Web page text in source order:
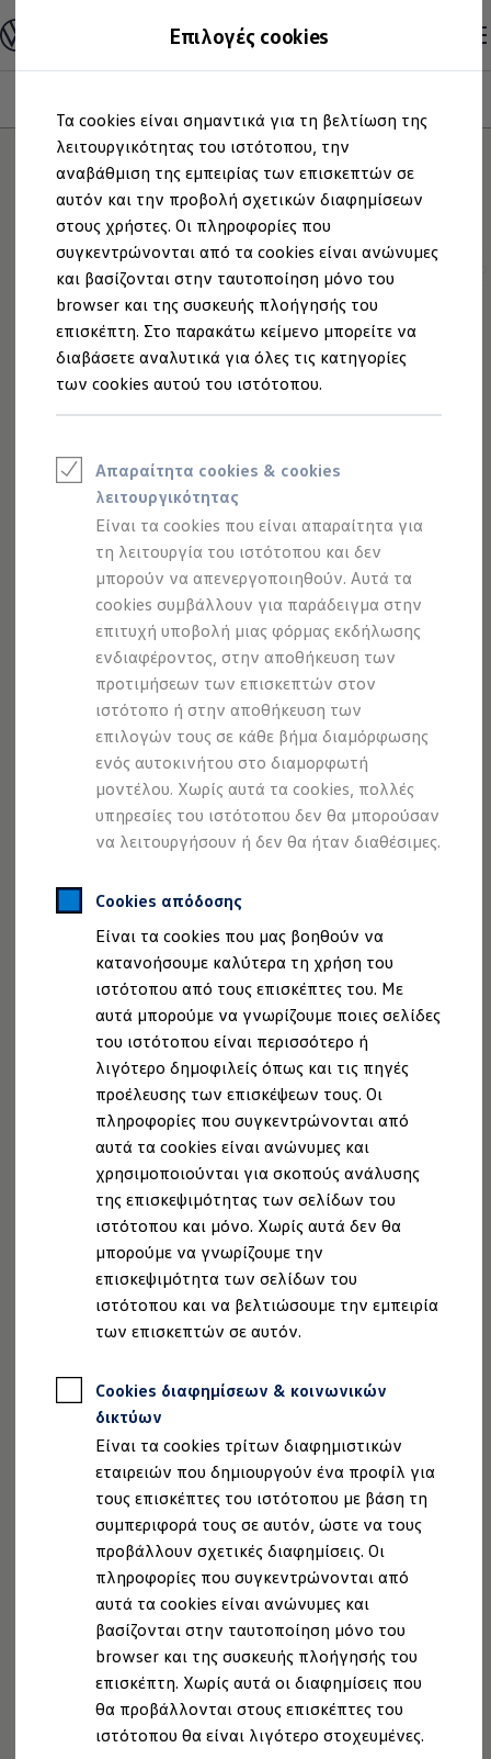
Επιλογές cookies
Τα cookies είναι σημαντικά για τη βελτίωση της
λειτουργικότητας του ιστότοπου, την
αναβάθμιση της εμπειρίας των επισκεπτών σε
αυτόν και την προβολή σχετικών διαφημίσεων
στους χρήστες. Οι πληροφορίες που
συγκεντρώνονται από τα cookies είναι ανώνυμες
και βασίζονται στην ταυτοποίηση μόνο του
browser και της συσκευής πλοήγησής του
επισκέπτη. Στο παρακάτω κείμενο μπορείτε να
διαβάσετε αναλυτικά για όλες τις κατηγορίες
των cookies αυτού του ιστότοπου.
Απαραίτητα cookies & cookies
λειτουργικότητας
Είναι τα cookies που είναι απαραίτητα για
τη λειτουργία του ιστότοπου και δεν
μπορούν να απενεργοποιηθούν. Αυτά τα
cookies συμβάλλουν για παράδειγμα στην
επιτυχή υποβολή μιας φόρμας εκδήλωσης
ενδιαφέροντος, στην αποθήκευση των
προτιμήσεων των επισκεπτών στον
ιστότοπο ή στην αποθήκευση των
επιλογών τους σε κάθε βήμα διαμόρφωσης
ενός αυτοκινήτου στο διαμορφωτή
μοντέλου. Χωρίς αυτά τα cookies, πολλές
υπηρεσίες του ιστότοπου δεν θα μπορούσαν
να λειτουργήσουν ή δεν θα ήταν διαθέσιμες.
Cookies απόδοσης
Είναι τα cookies που μας βοηθούν να
κατανοήσουμε καλύτερα τη χρήση του
ιστότοπου από τους επισκέπτες του. Με
αυτά μπορούμε να γνωρίζουμε ποιες σελίδες
του ιστότοπου είναι περισσότερο ή
λιγότερο δημοφιλείς όπως και τις πηγές
προέλευσης των επισκέψεων τους. Οι
πληροφορίες που συγκεντρώνονται από
αυτά τα cookies είναι ανώνυμες και
χρησιμοποιούνται για σκοπούς ανάλυσης
της επισκεψιμότητας των σελίδων του
ιστότοπου και μόνο. Χωρίς αυτά δεν θα
μπορούμε να γνωρίζουμε την
επισκεψιμότητα των σελίδων του
ιστότοπου και να βελτιώσουμε την εμπειρία
των επισκεπτών σε αυτόν.
Cookies διαφημίσεων & κοινωνικών
δικτύων
Είναι τα cookies τρίτων διαφημιστικών
εταιρειών που δημιουργούν ένα προφίλ για
τους επισκέπτες του ιστότοπου με βάση τη
συμπεριφορά τους σε αυτόν, ώστε να τους
προβάλλουν σχετικές διαφημίσεις. Οι
πληροφορίες που συγκεντρώνονται από
αυτά τα cookies είναι ανώνυμες και
βασίζονται στην ταυτοποίηση μόνο του
browser και της συσκευής πλοήγησής του
επισκέπτη. Χωρίς αυτά οι διαφημίσεις που
θα προβάλλονται στους επισκέπτες του
ιστότοπου θα είναι λιγότερο στοχευμένες.
στο
περιεχόμενο
στο
footer
Ανακαλύψτε τα Μοντέλα
Διαμορφώστε το Volkswagen σας
Επαγγελματικά Οχήματα Volkswagen
Ηλεκτρικά & eHybrid μοντέλα
Ηλεκτρικά μοντέλα
ID.3 Neo
Νέο ID. Polo
ID.4
ID.4 GTX
ID.5
ID.5 GTX
ID.7
ID.7 GTX
ID. Buzz
ID. Buzz Cargo
ID. CROSS
eHybrid μοντέλα
Golf GTE
Νέο Tayron ehybrid
e-Tools για ηλεκτρικά αυτοκίνητα
Προσομοιωτής αυτονομίας
Προσομοιωτής χρόνου φόρτισης
Προσομοιωτής κόστους φόρτισης
ID. Ενημερώσεις λογισμικού
We Charge - Υπηρεσία Φόρτισης
Εύρεση δημόσιων σημείων φόρτισης
ID. Charger
Ενημέρωση ID.
Πλατφόρμα MEB
Μύθοι & Αλήθειες για την ηλεκτροκίνηση
Πού μπορώ να φορτίσω;
Πόσο μακριά μπορώ να φτάσω;
Πώς μπορώ να πληρώσω;
Πώς μπορώ να φορτίσω;
Η αντλία θερμότητας στα ID.
Η λειτουργία ανάκτησης ενέργειας κατά την
Το σύστημα πέδησης στα ID.
Διαθέσιμα νέα και μεταχειρισμένα αυτοκίνητα
Διαθέσιμα νέα αυτοκίνητα
Χρηματοδότηση και Leasing
Volkswagen Easy Living
Χρηματοδότηση Auto Credit
Χρηματοδότηση Classic Credit
Καινοτόμες Τεχνολογίες
Ιδιοκτήτες και υπηρεσίες After Sales
myVolkswagen
Service και γνήσια ανταλλακτικά
Επιθεώρηση & ΚΤΕΟ
Επισκευές & έλεγχοι
Λιπαντικά κινητήρα και υγρά
Τροχοί και ελαστικά
Οδική Βοήθεια
Volkswagen Service
Ανταλλακτικά Volkswagen
Γνήσια αξεσουάρ Volkswagen
Γνήσια αξεσουάρ Volkswagen ειδικά για κάθε
Εσωτερική και εξωτερική προστασία
Λύσεις μεταφοράς και αποσκευών
Ψυχαγωγία και ηλεκτρονικές συσκευές
Εξατομίκευση
Επιτοίχιος σταθμός φόρτισης και καλώδια
Συλλογές Lifestyle
Εφαρμογές Volkswagen, σύνδεση και
Σύνδεση κινητού τηλεφώνου και οχήματος
We Charge - Υπηρεσία Φόρτισης
Πληροφορίες Πελάτη
Ανακύκλωση & Επιστροφή
Ανακλήσεις ασφαλείας και Τεχνικά μέτρα
Προειδοποιητικές και ενδεικτικές λυχνίες
Eνημερώσεις λογισμικού
Digital Manual - Ψηφιακό εγχειρίδιο
XTL diesel fuel
Υπηρεσίες Volkswagen
Υπηρεσίες Volkswagen Click@Service
Pick Up & Delivery
Φροντίδα Clean Plus
Επαγγελματικά Οχήματα Volkswagen
Συντήρηση & Επισκευή Επαγγελματικών
Σημαντικές πληροφορίες
Εγγύηση Επαγγελματικών Volkswagen
32μοντέλα
Αυτόματο
Νέο
ID.3 Neo
36.990,00 € συμπ. ΦΠΑ
46.690,00 € συμπ. ΦΠΑ
Νέο ID. Polo. Σύγχρονο, άνετo
και 100% ηλεκτρικό
Από 24.990€ συμπ. ΦΠΑ
Ανακαλύψτε το ID. Polo